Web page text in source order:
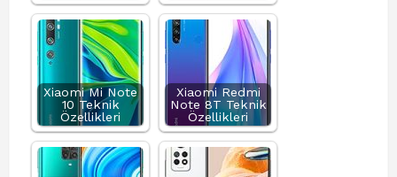
Xiaomi Mi Note
10 Teknik
Özellikleri
Xiaomi Redmi
Note 8T Teknik
Özellikleri